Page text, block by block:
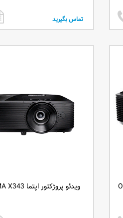
تماس بگیرید
ویدئو پروژکتور اپتما OPTOMA X343